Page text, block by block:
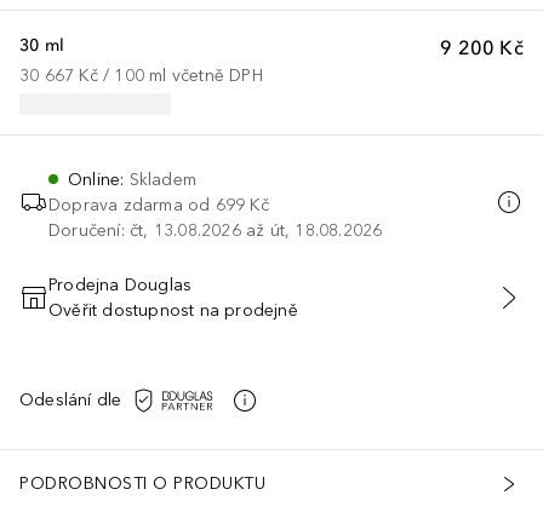
9 200 Kč
30 ml
30 667 Kč / 100 ml včetně DPH
Online: Skladem
Doprava zdarma od 699 Kč
Doručení: čt, 13.08.2026 až út, 18.08.2026
PŘIDAT DO KOŠÍKU
Prodejna Douglas
Ověřit dostupnost na prodejně
Odeslání dle
PODROBNOSTI O PRODUKTU